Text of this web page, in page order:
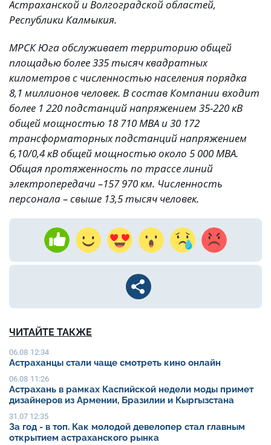
Астраханской и Волгоградской областей,
Республики Калмыкия.
МРСК Юга обслуживает территорию общей
площадью более 335 тысяч квадратных
километров с численностью населения порядка
8,1 миллионов человек. В состав Компании входит
более 1 220 подстанций напряжением 35-220 кВ
общей мощностью 18 710 МВА и 30 172
трансформаторных подстанций напряжением
6,10/0,4 кВ общей мощностью около 5 000 МВА.
Общая протяженность по трассе линий
электропередачи –157 970 км. Численность
персонала – свыше 13,5 тысяч человек.
ЧИТАЙТЕ ТАКЖЕ
06.08 12:34
Астраханцы стали чаще смотреть кино онлайн
06.08 11:26
Астрахань в рамках Каспийской недели моды примет
дизайнеров из Армении, Бразилии и Кыргызстана
31.07 12:35
За год - в топ. Как молодой девелопер стал главным
открытием астраханского рынка